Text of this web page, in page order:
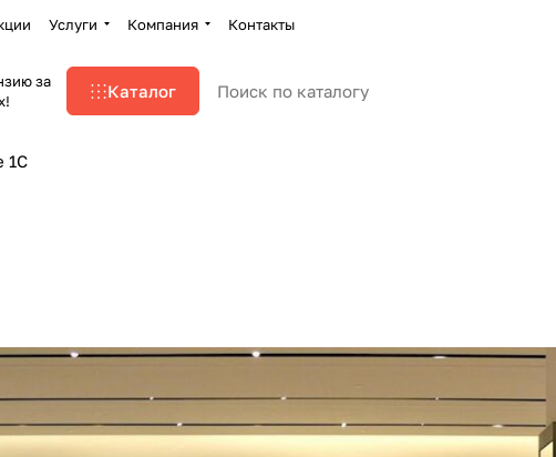
Услуги Компания Контакты
за
Каталог
1С